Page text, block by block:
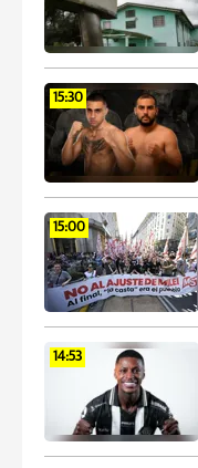
15:30
15:00
14:53